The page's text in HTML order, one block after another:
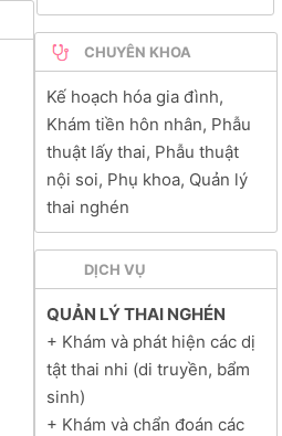
NGHIÊN CỨU
CHUYÊN KHOA
Kế hoạch hóa gia đình,
Khám tiền hôn nhân, Phẫu
thuật lấy thai, Phẫu thuật
nội soi, Phụ khoa, Quản lý
thai nghén
DỊCH VỤ
QUẢN LÝ THAI NGHÉN
+ Khám và phát hiện các dị
tật thai nhi (di truyền, bẩm
sinh)
+ Khám và chẩn đoán các